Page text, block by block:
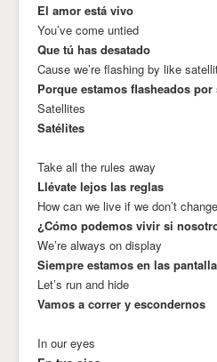
El amor está vivo
You’ve come untied
Que tú has desatado
Cause we’re flashing by like
Porque estamos flasheados por
Satellites
Satélites
Take all the rules away
Llévate lejos las reglas
How can we live if we don’t change
¿Cómo podemos vivir si
We’re always on display
Siempre estamos en las
Let’s run and hide
Vamos a correr y escondernos
In our eyes